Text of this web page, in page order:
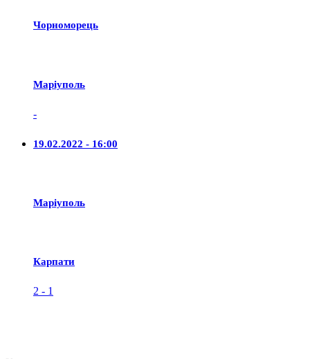
Чорноморець
Маріуполь
-
19.02.2022 - 16:00
Маріуполь
Карпати
2 - 1